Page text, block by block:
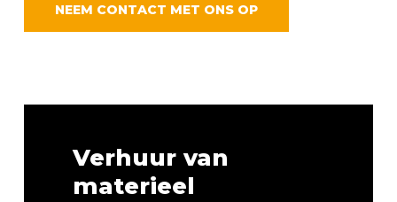
NEEM CONTACT MET ONS OP
Verhuur van
materieel